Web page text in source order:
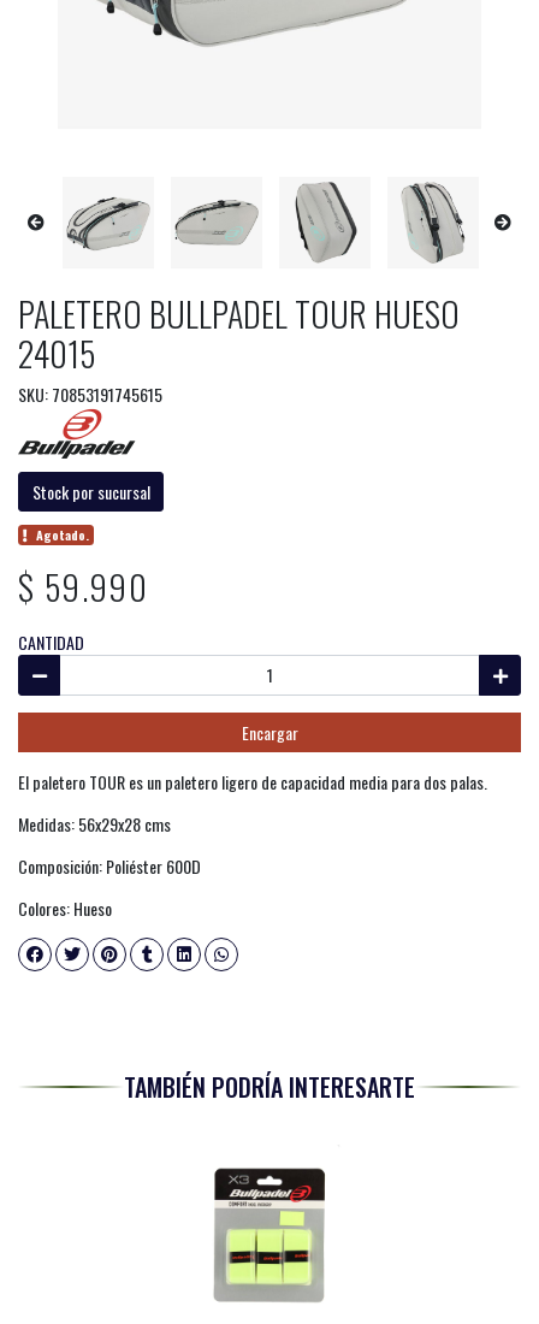
PALETERO BULLPADEL TOUR HUESO
24015
SKU: 70853191745615
Stock por sucursal
Agotado.
$ 59.990
CANTIDAD
Encargar
El paletero TOUR es un paletero ligero de capacidad media para dos palas.
Medidas: 56x29x28 cms
Composición: Poliéster 600D
Colores: Hueso
TAMBIÉN PODRÍA INTERESARTE